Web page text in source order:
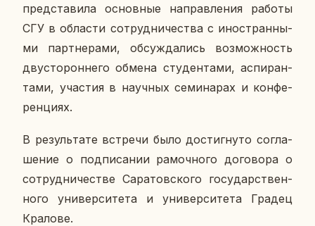
пред­ста­ви­ла ос­нов­ные на­прав­ле­ния работы
СГУ в об­ла­сти со­труд­ни­че­ства с ино­стран­ны­
ми парт­не­ра­ми, об­суж­да­лись воз­мож­ность
дву­сто­рон­не­го обмена сту­ден­та­ми, ас­пи­ран­
та­ми, уча­стия в на­уч­ных се­ми­на­рах и кон­фе­
рен­ци­ях.
В ре­зуль­та­те встре­чи было до­стиг­ну­то со­гла­
ше­ние о под­пи­са­нии ра­моч­но­го до­го­во­ра о
со­труд­ни­че­стве Са­ра­тов­ско­го го­су­дар­ствен­
но­го уни­вер­си­те­та и уни­вер­си­те­та Градец
Кра­ло­ве.